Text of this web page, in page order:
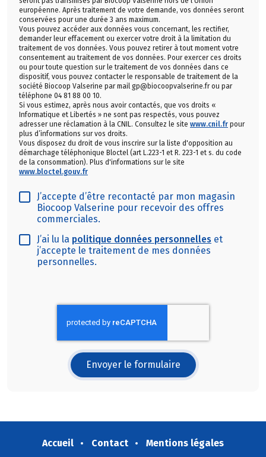
européenne. Après traitement de votre demande, vos données seront
conservées pour une durée 3 ans maximum.
Vous pouvez accéder aux données vous concernant, les rectifier,
demander leur effacement ou exercer votre droit à la limitation du
traitement de vos données. Vous pouvez retirer à tout moment votre
consentement au traitement de vos données. Pour exercer ces droits
ou pour toute question sur le traitement de vos données dans ce
dispositif, vous pouvez contacter le responsable de traitement de la
société Biocoop Valserine par mail gp@biocoopvalserine.fr ou par
téléphone 04 81 88 00 10.
Si vous estimez, après nous avoir contactés, que vos droits «
Informatique et Libertés » ne sont pas respectés, vous pouvez
adresser une réclamation à la CNIL. Consultez le site www.cnil.fr pour
plus d’informations sur vos droits.
Vous disposez du droit de vous inscrire sur la liste d'opposition au
démarchage téléphonique Bloctel (art L.223-1 et R. 223-1 et s. du code
de la consommation). Plus d'informations sur le site
www.bloctel.gouv.fr
J’accepte d’être recontacté par mon magasin
Biocoop Valserine pour recevoir des offres
commerciales.
J’ai lu la politique données personnelles et
j’accepte le traitement de mes données
personnelles.
Envoyer le formulaire
Accueil Contact
Mentions légales